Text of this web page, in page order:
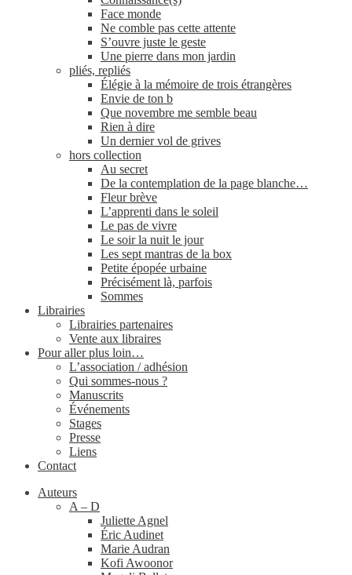
Face monde
Ne comble pas cette attente
S’ouvre juste le geste
Une pierre dans mon jardin
pliés, repliés
Élégie à la mémoire de trois étrangères
Envie de ton b
Que novembre me semble beau
Rien à dire
Un dernier vol de grives
hors collection
Au secret
De la contemplation de la page blanche…
Fleur brève
L’apprenti dans le soleil
Le pas de vivre
Le soir la nuit le jour
Les sept mantras de la box
Petite épopée urbaine
Précisément là, parfois
Sommes
Librairies
Librairies partenaires
Vente aux libraires
Pour aller plus loin…
L’association / adhésion
Qui sommes-​nous ?
Manuscrits
Événements
Stages
Presse
Liens
Contact
Auteurs
A – D
Juliette Agnel
Éric Audinet
Marie Audran
Kofi Awoonor